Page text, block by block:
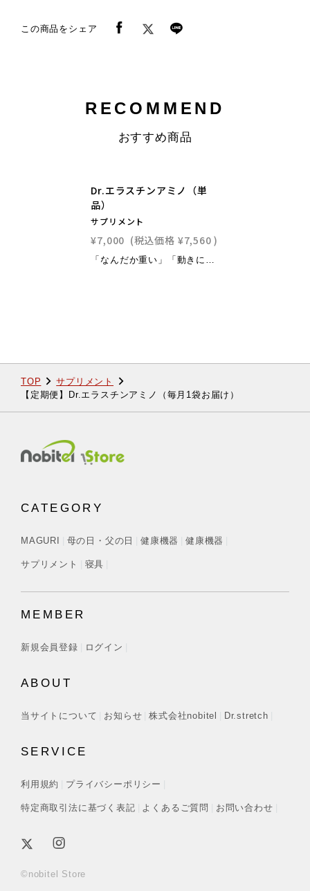
この商品をシェア
RECOMMEND
おすすめ商品
NEW
Dr.エラスチンアミノ（単
品）
サプリメント
¥7,000 (税込価格 ¥7,560 )
「なんだか重い」「動きにくい」にアプローチ。日々のコンディションを整えることを目指し、「軽やか」「スムーズ」な感覚をサポート。自然にバランスの取れた状態が続くよう、毎日のお手入れを応援します。すこやかな体づくりを応援する４つの主成分アクティブな生活と柔軟な毎日をサポートするために、厳選された４つの成分をバランスよく配合しています。1.エラスチン（カツオ由来）：身体のしなやかさや弾力性を維持し、スムーズな動きをサポート。2.ロイシン（必須アミノ酸）：アクティブな毎日を支える、からだづくりの大切な栄養素。3.トリプトファン（必須アミノ酸）：穏やかな気分と質の高い休息リズムづくりを応援。4.ヒハツ（植物由来）：巡りを意識したエキスで、血流にアプローチし、すこやかさをサポート。これらの成分が相乗的に働き、細胞レベルでの柔軟性や筋結合を応援することで、「疲れにくいカラダづくり」のための土台づくりをサポートします。【総合サポート】若々しい健康の維持を目指してDr.エラスチンアミノは、以下の４つの側面から体全体のコンディション維持を応援します。●巡り（循環）：血行をサポートし、栄養を体の隅々まで運ぶのを応援。●柔軟（弾力）：筋肉や肌のしなやかさ・柔らかさの維持をサポート。●回復（休息）：質の高い睡眠やリラックスで、心身の回復をサポート。●活力（栄養）：体づくりや活動に必要な栄養素を補給する。この総合的なサポートが、快適に動ける身体を保つための基盤となり、若々しい健康の維持を応援します。無理なく続く、毎日の習慣に無理なく毎日取り入れられるよう、定期購入などの仕組みもご用意しています。手軽な日常ケアとして、ぜひ今日からお役立てください。日々のサプリ摂取が、「快適な毎日」を保つための基盤づくりとなります。【開発の想い】整った状態を、内側から維持私たちは、サプリの力を最大限に活かすため、「ストレッチとの相性」を大切に考えました。ストレッチで感じるリフレッシュ感を、サプリが日々の継続的な「メンテナンス」としてサポートします。内側と外側の両面からアプローチすることで、皆さまの“整う日常”を支える新しいパートナーを目指しました。
TOP
サプリメント
【定期便】Dr.エラスチンアミノ（毎月1袋お届け）
CATEGORY
MAGURI 母の日・父の日 健康機器 健康機器
サプリメント 寝具
MEMBER
新規会員登録 ログイン
ABOUT
当サイトについて お知らせ 株式会社nobitel Dr.stretch
SERVICE
利用規約 プライバシーポリシー
特定商取引法に基づく表記 よくあるご質問 お問い合わせ
©nobitel Store